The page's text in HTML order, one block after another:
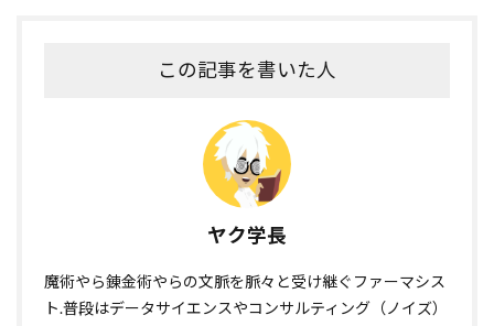
この記事を書いた人
ヤク学長
魔術やら錬金術やらの文脈を脈々と受け継ぐファーマシス
ト.普段はデータサイエンスやコンサルティング（ノイズ）